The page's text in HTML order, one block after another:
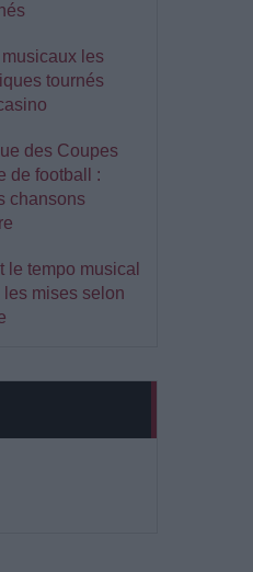
musicaux les
tournés
des Coupes
de football :
chansons
le tempo musical
les mises selon